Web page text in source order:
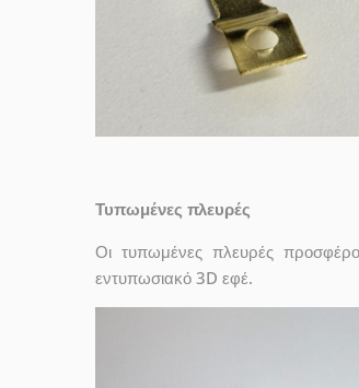
Τυπωμένες πλευρές
Οι τυπωμένες πλευρές
εντυπωσιακό 3D εφέ.